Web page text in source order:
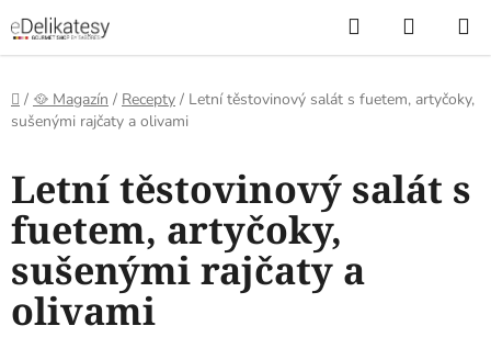
na
obsah
Hledat
KOŠÍK
Domů
/ 🥘 Magazín / Recepty / Letní těstovinový salát s fuetem, artyčoky,
sušenými rajčaty a olivami
Letní těstovinový salát s
fuetem, artyčoky,
sušenými rajčaty a
olivami